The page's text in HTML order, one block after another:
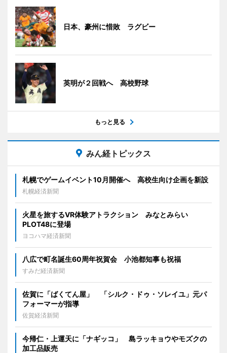
日本、豪州に惜敗 ラグビー
英明が２回戦へ 高校野球
もっと見る
みん経トピックス
札幌でゲームイベント10月開催へ 高校生向け企画を新設
札幌経済新聞
火星を旅するVR体験アトラクション みなとみらい
PLOT48に登場
ヨコハマ経済新聞
八広で町名誕生60周年祝賀会 小池都知事も祝福
すみだ経済新聞
佐賀に「ばくてん屋」 「シルク・ドゥ・ソレイユ」元パ
フォーマーが指導
佐賀経済新聞
今帰仁・上運天に「ナギッコ」 島ラッキョウやモズクの
加工品販売